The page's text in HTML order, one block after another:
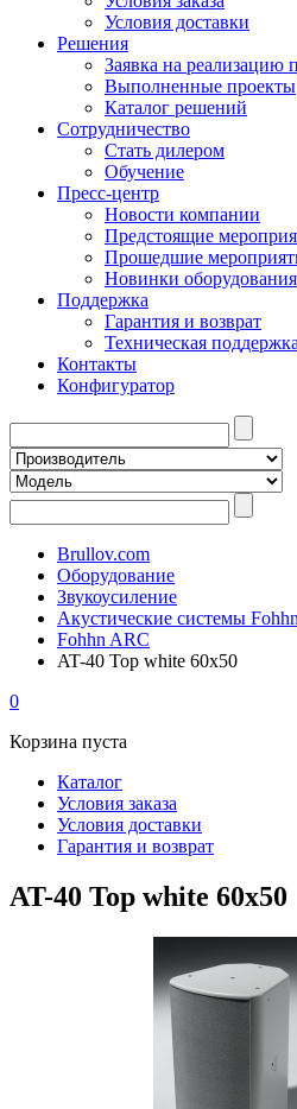
Условия доставки
Решения
Заявка на реализацию
Выполненные проекты
Каталог решений
Сотрудничество
Стать дилером
Обучение
Пресс-центр
Новости компании
Предстоящие
Прошедшие
Новинки оборудования
Поддержка
Гарантия и возврат
Техническая поддержка
Контакты
Конфигуратор
Brullov.com
Оборудование
Звукоусиление
Акустические системы Fohhn
Fohhn ARC
AT-40 Top white 60x50
0
Корзина пуста
Каталог
Условия заказа
Условия доставки
Гарантия и возврат
AT-40 Top white 60x50